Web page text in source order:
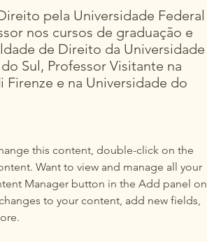
pela Universidade Federal
nos cursos de graduação e
de Direito da Universidade
Sul, Professor Visitante na
e na Universidade do
this content, double-click on the
Want to view and manage all your
Manager button in the Add panel on
to your content, add new fields,